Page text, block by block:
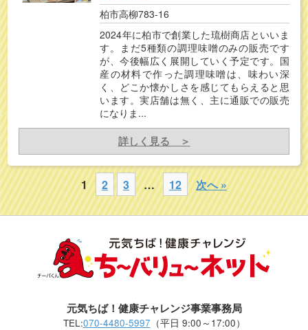
柏市高柳783-16
2024年に柏市で創業した琉樹商店といいま
す。まだ5種類の調理味噌のみの販売です
が、今後幅広く展開していく予定です。国
産の材料で作った調理味噌は、味わい深
く、どこか懐かしさを感じてもらえると思
います。実店舗は無く、主に通販での販売
になりま...
詳しく見る ＞
1 2 3 … 12 次へ »
元気ちば！健康チャレンジ事業事務局
TEL:070-4480-5997 （平日 9:00～17:00）